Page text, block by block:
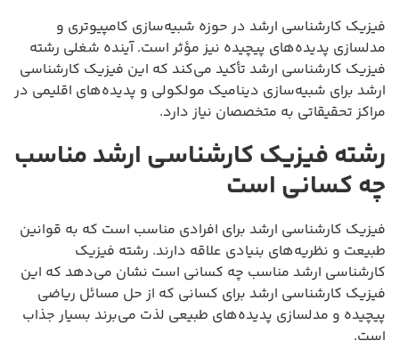
فیزیک کارشناسی ارشد در حوزه شبیه‌سازی کامپیوتری و
مدلسازی پدیده‌های پیچیده نیز مؤثر است. آینده شغلی رشته
فیزیک کارشناسی ارشد تأکید می‌کند که این فیزیک کارشناسی
ارشد برای شبیه‌سازی دینامیک مولکولی و پدیده‌های اقلیمی در
مراکز تحقیقاتی به متخصصان نیاز دارد.
رشته فیزیک کارشناسی ارشد مناسب
چه کسانی است
فیزیک کارشناسی ارشد برای افرادی مناسب است که به قوانین
طبیعت و نظریه‌های بنیادی علاقه دارند. رشته فیزیک
کارشناسی ارشد مناسب چه کسانی است نشان می‌دهد که این
فیزیک کارشناسی ارشد برای کسانی که از حل مسائل ریاضی
پیچیده و مدلسازی پدیده‌های طبیعی لذت می‌برند بسیار جذاب
است.